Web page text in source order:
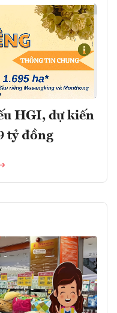
HGI, dự kiến
tỷ đồng